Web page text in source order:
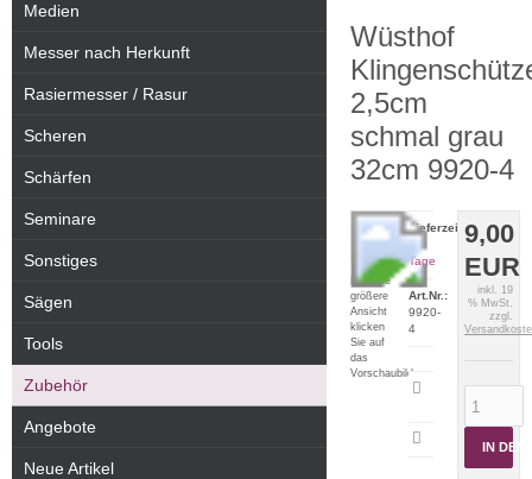
Wüsthof
2,5cm
schmal grau
32cm 9920-4
Für eine
größere
Ansicht
klicken
Sie auf
das
Vorschaubild
9,00
EUR
inkl. 19
% MwSt.
zzgl.
IN DEN
Lieferzeit:
2-5
Tage
Art.Nr.:
9920-
4
Artikeldatenblatt
drucken
Medien
Messer nach Herkunft
Rasiermesser / Rasur
Scheren
Schärfen
Seminare
Sonstiges
Sägen
Tools
Zubehör
Angebote
Neue Artikel